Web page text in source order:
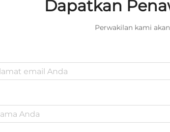
Dapatkan
Perwakilan kami